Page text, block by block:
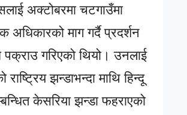
अक्टोबरमा चटगाउँमा
माग गर्दै प्रदर्शन
पक्राउ गरिएको थियो। उनलाई
झन्डाभन्दा माथि हिन्दू
केसरिया झन्डा फहराएको